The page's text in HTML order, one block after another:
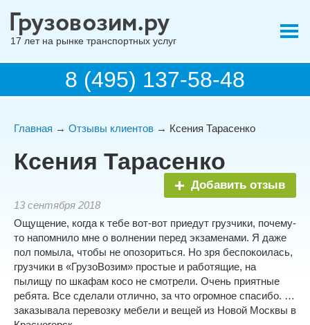
17 лет на рынке транспортных услуг
8 (495) 137-58-48
Главная → Отзывы клиентов → Ксения Тарасенко
Ксения Тарасенко
Добавить отзыв
13 сентября 2018
Ощущение, когда к тебе вот-вот приедут грузчики, почему-
то напомнило мне о волнении перед экзаменами. Я даже
пол помыла, чтобы не опозориться. Но зря беспокоилась,
грузчики в «ГрузоВозим» простые и работящие, на
пылищу по шкафам косо не смотрели. Очень приятные
ребята. Все сделали отлично, за что огромное спасибо. …
заказывала перевозку мебели и вещей из Новой Москвы в